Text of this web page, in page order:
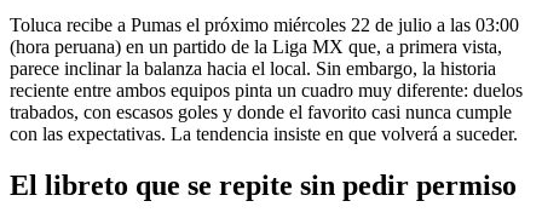
Toluca recibe a Pumas el próximo miércoles 22 de julio a las 03:00
(hora peruana) en un partido de la Liga MX que, a primera vista,
parece inclinar la balanza hacia el local. Sin embargo, la historia
reciente entre ambos equipos pinta un cuadro muy diferente: duelos
trabados, con escasos goles y donde el favorito casi nunca cumple
con las expectativas. La tendencia insiste en que volverá a suceder.
El libreto que se repite sin pedir permiso